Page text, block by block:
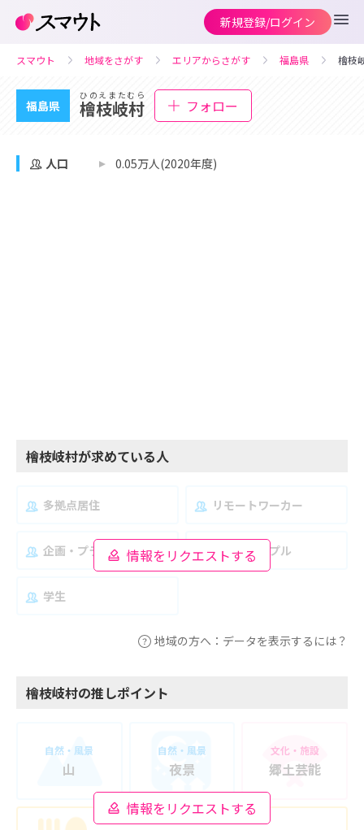
新規登録/ログイン
スマウト 地域をさがす エリアからさがす 福島県 檜枝
福島県
ひのえまたむら
檜枝岐村 フォロー
人口 0.05万人(2020年度)
檜枝岐村が求めている人
情報をリクエストする
多拠点居住 リモートワーカー
企画・プランナー 夫婦・カップル
学生
地域の方へ：データを表示するには？
檜枝岐村の推しポイント
情報をリクエストする
自然・風景
山
自然・風景
夜景
文化・施設
郷土芸能